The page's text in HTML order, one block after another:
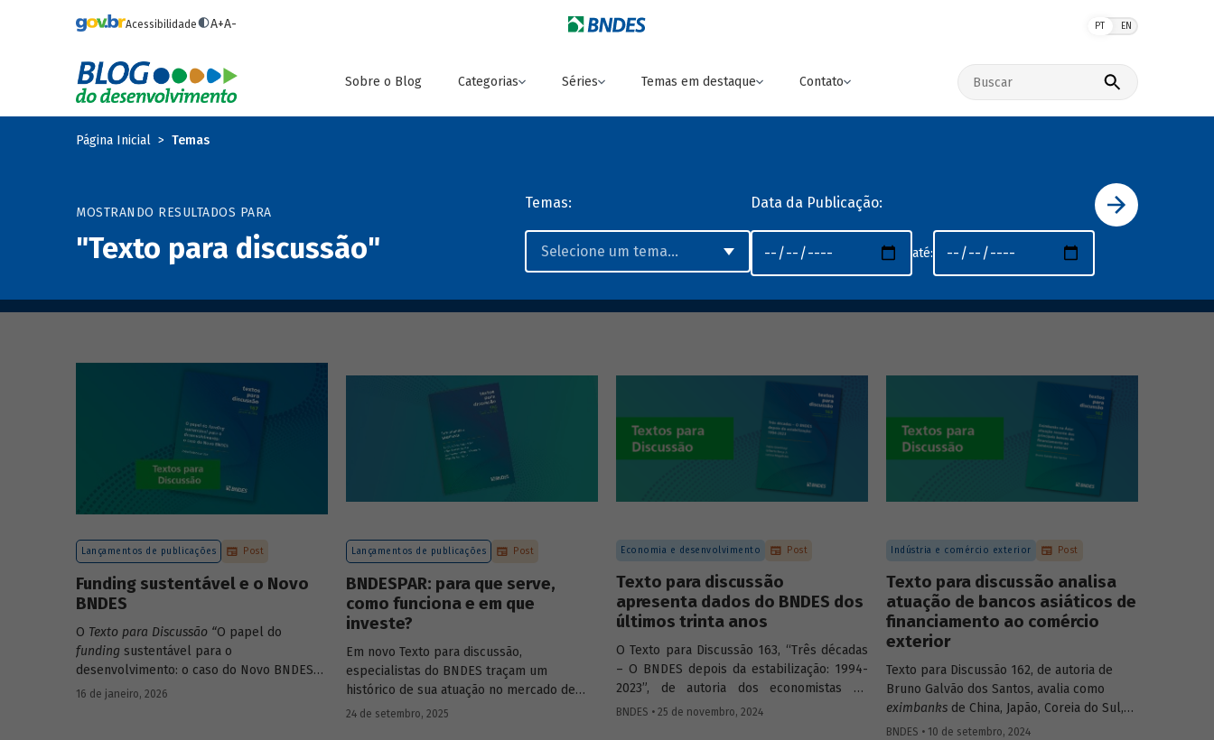
Acessibilidade A+A- PT EN
Sobre o Blog Categorias Séries Temas em destaque Contato
Buscar no site
Página Inicial Temas
MOSTRANDO RESULTADOS PARA
"Texto para discussão"
Temas: Data da Publicação:
até:
Lançamentos de publicações Post
Funding sustentável e o Novo
BNDES
O Texto para Discussão “O papel do
funding sustentável para o
desenvolvimento: o caso do Novo BNDES”
de autoria de João Emboava Vaz, analisa a
16 de janeiro, 2026
Lançamentos de publicações Post
BNDESPAR: para que serve,
como funciona e em que
investe?
Em novo Texto para discussão,
especialistas do BNDES traçam um
histórico de sua atuação no mercado de
capitais, apontando a importância dessa
24 de setembro, 2025
Economia e desenvolvimento Post
Texto para discussão
apresenta dados do BNDES dos
últimos trinta anos
O Texto para Discussão 163, “Três décadas
– O BNDES depois da estabilização: 1994-
2023”, de autoria dos economistas do
BNDES Fabio Giambiagi, Gilberto Borça Jr. e
BNDES • 25 de novembro, 2024
Indústria e comércio exterior Post
Texto para discussão analisa
atuação de bancos asiáticos de
financiamento ao comércio
exterior
Texto para Discussão 162, de autoria de
Bruno Galvão dos Santos, avalia como
eximbanks de China, Japão, Coreia do Sul,
Índia, Taiwan, Malásia, Tailândia e Turquia
BNDES • 10 de setembro, 2024